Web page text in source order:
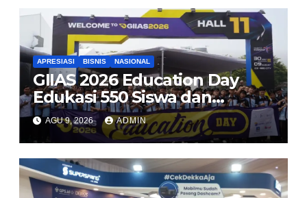
APRESIASI BISNIS NASIONAL
GIIAS 2026 Education Day
Edukasi 550 Siswa dan
Mahasiswa Soal Teknologi EV
dan Industri Otomotif
AGU 9, 2026 ADMIN